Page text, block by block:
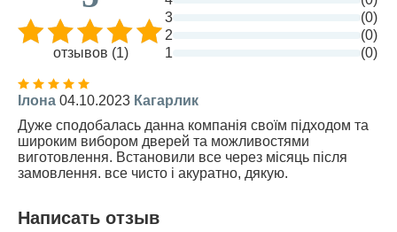
отзывов (1)
3
(0)
2
(0)
1
(0)
Ілона 04.10.2023 Кагарлик
Дуже сподобалась данна компанія своїм підходом та
широким вибором дверей та можливостями
виготовлення. Встановили все через місяць після
замовлення. все чисто і акуратно, дякую.
Написать отзыв